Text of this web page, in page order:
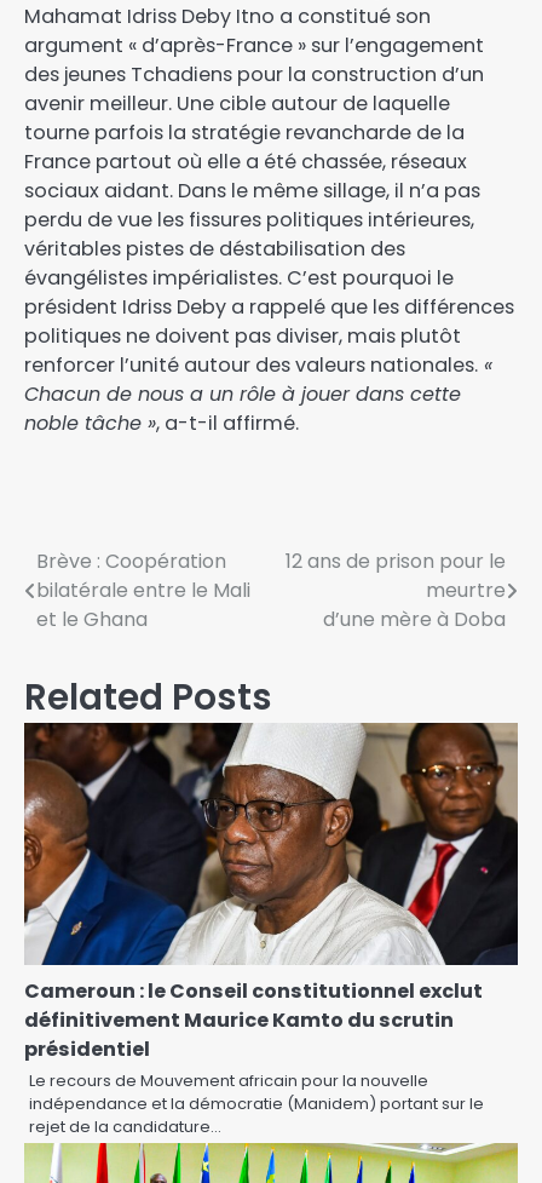
Mahamat Idriss Deby Itno a constitué son
argument « d’après-France » sur l’engagement
des jeunes Tchadiens pour la construction d’un
avenir meilleur. Une cible autour de laquelle
tourne parfois la stratégie revancharde de la
France partout où elle a été chassée, réseaux
sociaux aidant. Dans le même sillage, il n’a pas
perdu de vue les fissures politiques intérieures,
véritables pistes de déstabilisation des
évangélistes impérialistes. C’est pourquoi le
président Idriss Deby a rappelé que les différences
politiques ne doivent pas diviser, mais plutôt
renforcer l’unité autour des valeurs nationales. «
Chacun de nous a un rôle à jouer dans cette
noble tâche », a-t-il affirmé.
Brève : Coopération
bilatérale entre le Mali
et le Ghana
12 ans de prison pour le
meurtre
d’une mère à Doba
Related Posts
Cameroun : le Conseil constitutionnel exclut
définitivement Maurice Kamto du scrutin
présidentiel
Le recours de Mouvement africain pour la nouvelle
indépendance et la démocratie (Manidem) portant sur le
rejet de la candidature…